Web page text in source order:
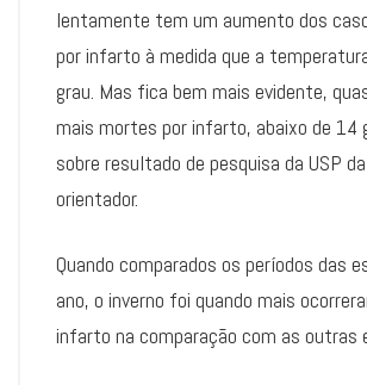
lentamente tem um aumento dos
por infarto à medida que a
grau. Mas fica bem mais evidente,
mais mortes por infarto, abaixo de 14
sobre resultado de pesquisa da USP
orientador.
Quando comparados os períodos das
ano, o inverno foi quando mais
infarto na comparação com as outras